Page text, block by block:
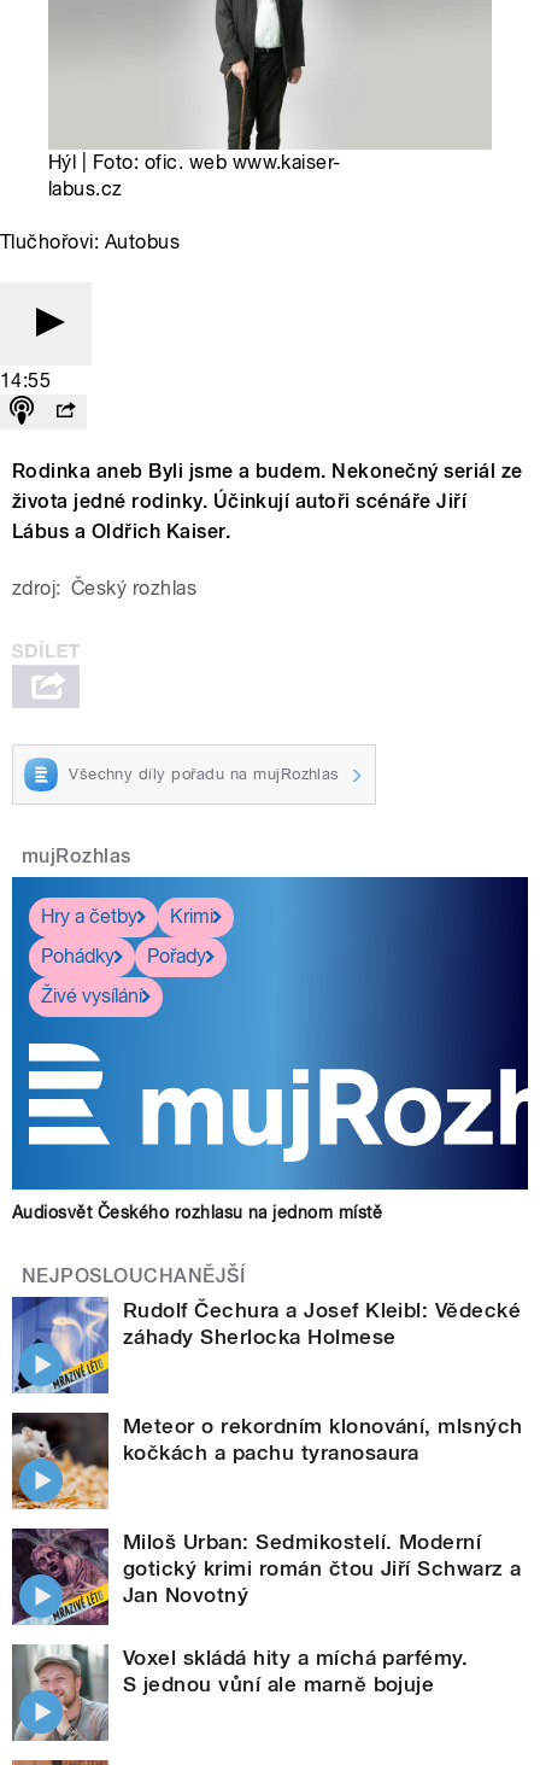
Hýl | Foto: ofic. web www.kaiser-
labus.cz
Tlučhořovi: Autobus
14:55
Rodinka aneb Byli jsme a budem. Nekonečný seriál ze
života jedné rodinky. Účinkují autoři scénáře Jiří
Lábus a Oldřich Kaiser.
zdroj: Český rozhlas
Všechny díly pořadu na mujRozhlas
mujRozhlas
Hry a četby
Krimi
Pohádky
Pořady
Živé vysílání
Audiosvět Českého rozhlasu na jednom místě
NEJPOSLOUCHANĚJŠÍ
Rudolf Čechura a Josef Kleibl: Vědecké
záhady Sherlocka Holmese
Meteor o rekordním klonování, mlsných
kočkách a pachu tyranosaura
Miloš Urban: Sedmikostelí. Moderní
gotický krimi román čtou Jiří Schwarz a
Jan Novotný
Voxel skládá hity a míchá parfémy.
S jednou vůní ale marně bojuje